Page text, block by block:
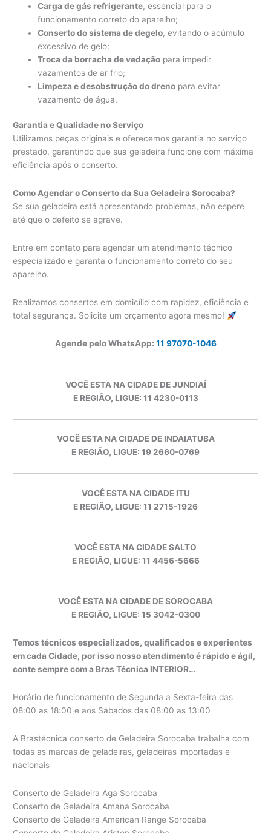
Carga de gás refrigerante, essencial para o
funcionamento correto do aparelho;
Conserto do sistema de degelo, evitando o acúmulo
excessivo de gelo;
Troca da borracha de vedação para impedir
vazamentos de ar frio;
Limpeza e desobstrução do dreno para evitar
vazamento de água.
Garantia e Qualidade no Serviço
Utilizamos peças originais e oferecemos garantia no serviço
prestado, garantindo que sua geladeira funcione com máxima
eficiência após o conserto.
Como Agendar o Conserto da Sua Geladeira Sorocaba?
Se sua geladeira está apresentando problemas, não espere
até que o defeito se agrave.
Entre em contato para agendar um atendimento técnico
especializado e garanta o funcionamento correto do seu
aparelho.
Realizamos consertos em domicílio com rapidez, eficiência e
total segurança. Solicite um orçamento agora mesmo!
Agende pelo WhatsApp: 11 97070-1046
VOCÊ ESTA NA CIDADE DE JUNDIAÍ
E REGIÃO, LIGUE: 11 4230-0113
VOCÊ ESTA NA CIDADE DE INDAIATUBA
E REGIÃO, LIGUE: 19 2660-0769
VOCÊ ESTA NA CIDADE ITU
E REGIÃO, LIGUE: 11 2715-1926
VOCÊ ESTA NA CIDADE SALTO
E REGIÃO, LIGUE: 11 4456-5666
VOCÊ ESTA NA CIDADE DE SOROCABA
E REGIÃO, LIGUE: 15 3042-0300
Temos técnicos especializados, qualificados e experientes
em cada Cidade, por isso nosso atendimento é rápido e ágil,
conte sempre com a Bras Técnica INTERIOR…
Horário de funcionamento de Segunda a Sexta-feira das
08:00 as 18:00 e aos Sábados das 08:00 as 13:00
A Brastécnica conserto de Geladeira Sorocaba trabalha com
todas as marcas de geladeiras, geladeiras importadas e
nacionais
Conserto de Geladeira Aga Sorocaba
Conserto de Geladeira Amana Sorocaba
Conserto de Geladeira American Range Sorocaba